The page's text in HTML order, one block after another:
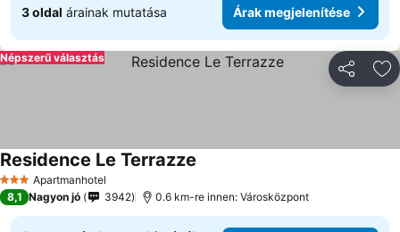
3 oldal árainak mutatása Árak megjelenítése
Népszerű választás
3 KategóriaApartmanhotel
Residence Le Terrazze
8,1 Nagyon jó 3942 0.6 km-re innen: Városközpont